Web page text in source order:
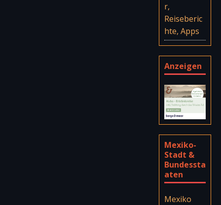
r,
Reiseberic
hte, Apps
Anzeigen
Mexiko-
Stadt &
Bundessta
aten
Mexiko